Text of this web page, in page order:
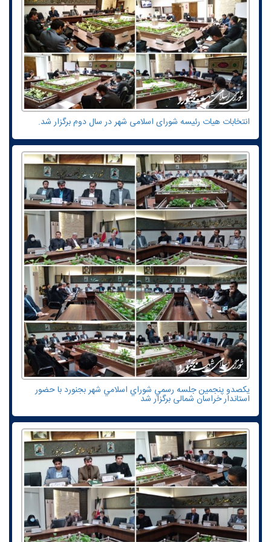
انتخابات هیات رئیسه شورای اسلامی شهر در سال دوم برگزار شد.
یکصدو پنجمين جلسه رسمي شوراي اسلامي شهر بجنورد با حضور
استاندار خراسان شمالی برگزار شد